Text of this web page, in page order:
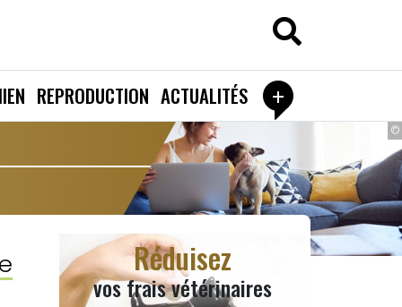
REPRODUCTION ACTUALITÉS +
©
Réduisez
vos frais vétérinaires